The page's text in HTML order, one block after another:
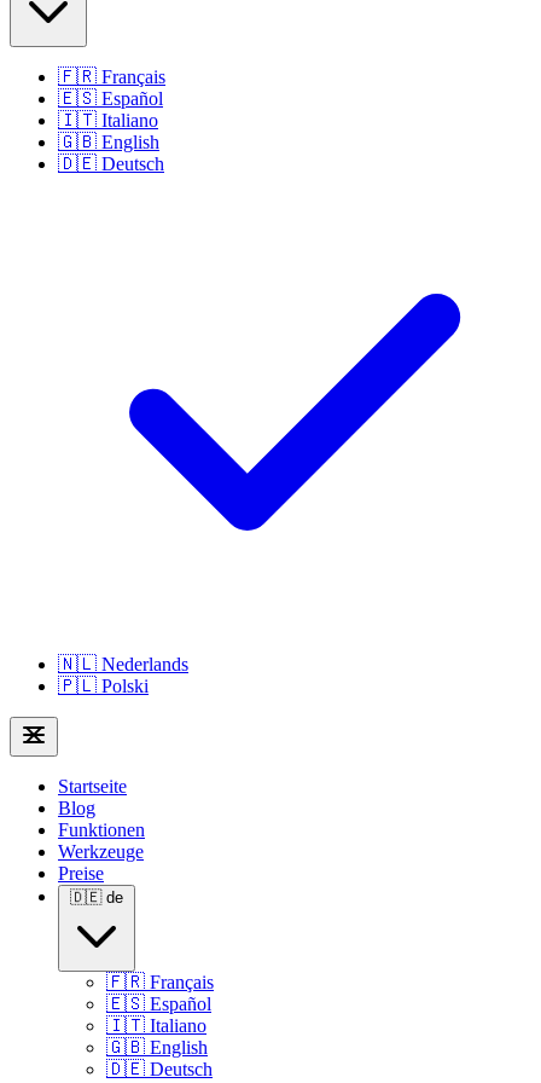
🇫🇷 Français
🇪🇸 Español
🇮🇹 Italiano
🇬🇧 English
🇩🇪 Deutsch
🇳🇱 Nederlands
🇵🇱 Polski
Startseite
Blog
Funktionen
Werkzeuge
Preise
🇩🇪 de
🇫🇷 Français
🇪🇸 Español
🇮🇹 Italiano
🇬🇧 English
🇩🇪 Deutsch